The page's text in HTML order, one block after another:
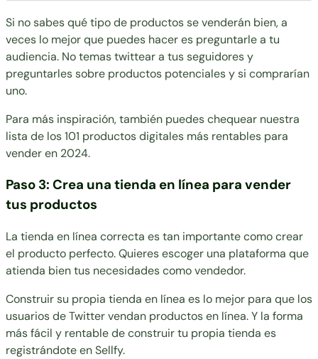
Si no sabes qué tipo de productos se venderán bien, a
veces lo mejor que puedes hacer es preguntarle a tu
audiencia. No temas twittear a tus seguidores y
preguntarles sobre productos potenciales y si comprarían
uno.
Para más inspiración, también puedes chequear nuestra
lista de los101 productos digitales más rentables para
vender en 2024.
Paso 3: Crea una tienda en línea para vender
tus productos
La tienda en línea correcta es tan importante como crear
el producto perfecto. Quieres escoger una plataforma que
atienda bien tus necesidades como vendedor.
Construir su propia tienda en línea es lo mejor para que los
usuarios de Twitter vendan productos en línea. Y la forma
más fácil y rentable de construir tu propia tienda es
registrándote enSellfy.